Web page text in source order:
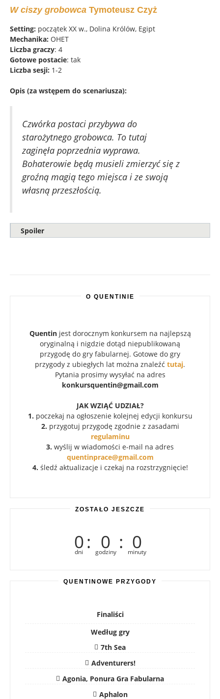
W ciszy grobowca Tymoteusz Czyż
Setting: początek XX w., Dolina Królów, Egipt
Mechanika: OHET
Liczba graczy: 4
Gotowe postacie: tak
Liczba sesji: 1-2
Opis (za wstępem do scenariusza):
Czwórka postaci przybywa do
starożytnego grobowca. To tutaj
zaginęła poprzednia wyprawa.
Bohaterowie będą musieli zmierzyć się z
groźną magią tego miejsca i ze swoją
własną przeszłością.
Spoiler
O QUENTINIE
Quentinjest dorocznym konkursem na najlepszą
oryginalną i nigdzie dotąd niepublikowaną
przygodę do gry fabularnej. Gotowe do gry
przygody z ubiegłych lat można znaleźć tutaj.
Pytania prosimy wysyłać na adres
konkursquentin@gmail.com
JAK WZIĄĆ UDZIAŁ?
1. poczekaj na ogłoszenie kolejnej edycji konkursu
2. przygotuj przygodę zgodnie z zasadami
regulaminu
3. wyślij w wiadomości e-mail na adres
quentinprace@gmail.com
4. śledź aktualizacje i czekaj na rozstrzygnięcie!
ZOSTAŁO JESZCZE
0
dni : 0
godziny : 0
minuty
QUENTINOWE PRZYGODY
Finaliści
Według gry
7th Sea
Adventurers!
Agonia, Ponura Gra Fabularna
Aphalon